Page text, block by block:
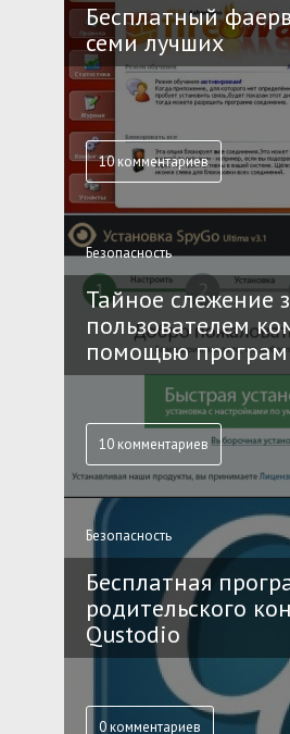
Бесплатный
семи лучших
10 комментариев
Безопасность
Тайное слежение
пользователем
помощью
10 комментариев
Безопасность
Бесплатная
родительского
Qustodio
0 комментариев